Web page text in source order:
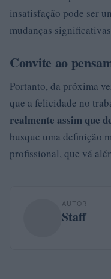
insatisfação pode ser
mudanças
Convite ao
Portanto, da próxima
que a felicidade no
realmente assim que
busque uma definição
profissional, que vá
AUTOR
Staff